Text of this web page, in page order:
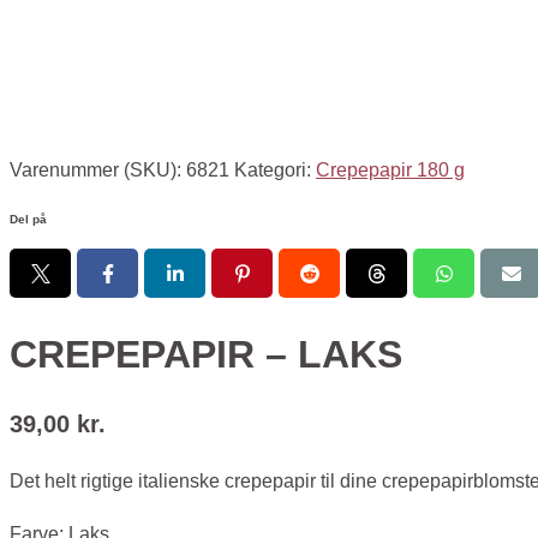
Varenummer (SKU): 6821 Kategori: Crepepapir 180 g
Del på
CREPEPAPIR – LAKS
39,00 kr.
Det helt rigtige italienske crepepapir til dine
Farve: Laks